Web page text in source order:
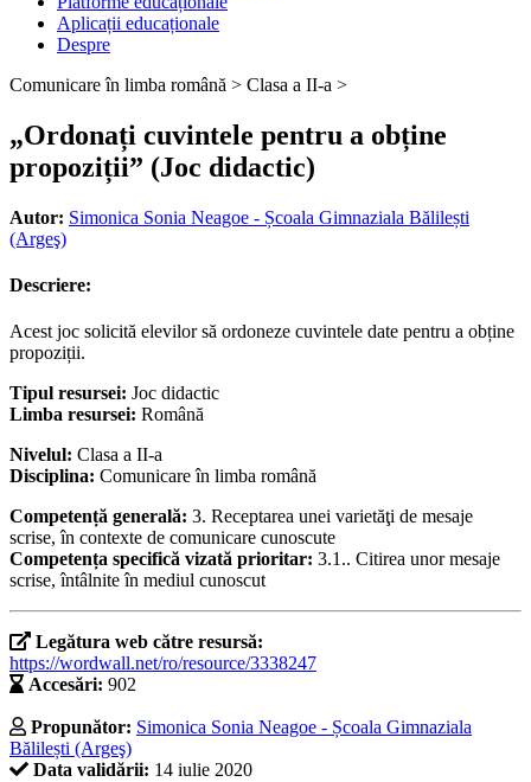
Aplicații educaționale
Despre
Comunicare în limba română > Clasa a II-a >
„Ordonați cuvintele pentru a obține
propoziții” (Joc didactic)
Autor: Simonica Sonia Neagoe - Școala Gimnaziala Bălilești
(Argeş)
Descriere:
Acest joc solicită elevilor să ordoneze cuvintele date pentru a obține
propoziții.
Tipul resursei: Joc didactic
Limba resursei: Română
Nivelul: Clasa a II-a
Disciplina: Comunicare în limba română
Competență generală: 3. Receptarea unei varietăţi de mesaje
scrise, în contexte de comunicare cunoscute
Competența specifică vizată prioritar: 3.1.. Citirea unor mesaje
scrise, întâlnite în mediul cunoscut
Legătura web către resursă:
https://wordwall.net/ro/resource/3338247
Accesări: 902
Propunător: Simonica Sonia Neagoe - Școala Gimnaziala
Bălilești (Argeş)
Data validării: 14 iulie 2020